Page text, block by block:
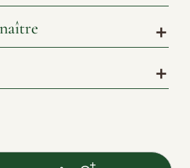
add
add